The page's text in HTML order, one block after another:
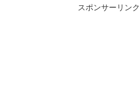
スポンサーリンク